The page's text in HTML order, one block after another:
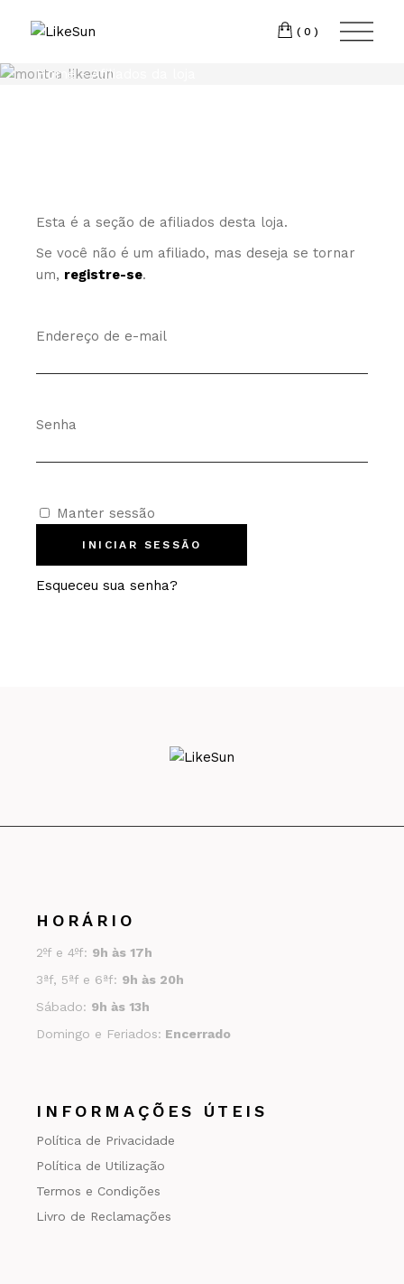
(0)
Home Afiliados da loja
Esta é a seção de afiliados desta loja.
Se você não é um afiliado, mas deseja se tornar
um, registre-se.
Endereço de e-mail
Senha
Manter sessão
Esqueceu sua senha?
HORÁRIO
2ºf e 4ºf: 9h às 17h
3ªf, 5ªf e 6ªf: 9h às 20h
Sábado: 9h às 13h
Domingo e Feriados: Encerrado
INFORMAÇÕES ÚTEIS
Política de Privacidade
Política de Utilização
Termos e Condições
Livro de Reclamações
Vedras
T:+351 969 013
LINKEDIN